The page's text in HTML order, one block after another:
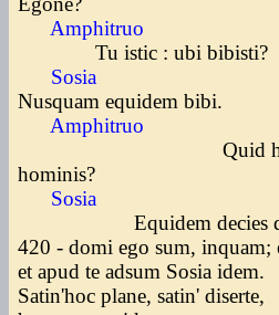
Amphitruo
Tu istic : ubi bibisti?
Sosia
Nusquam equidem bibi.
Amphitruo
Quid hoc
hominis?
Sosia
Equidem decies
420 - domi ego sum, inquam;
et apud te adsum Sosia idem.
Satin'hoc plane, satin' diserte,